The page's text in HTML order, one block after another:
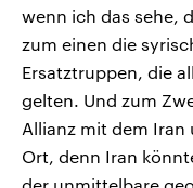
wenn ich das sehe,
zum einen die
Ersatztruppen, die
gelten. Und zum
Allianz mit dem
Ort, denn Iran